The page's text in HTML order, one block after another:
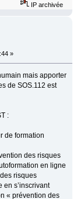
IP archivée
»
mais apporter
de SOS.112 est
:
de formation
des risques
en ligne
risques
s’inscrivant
« prévention des